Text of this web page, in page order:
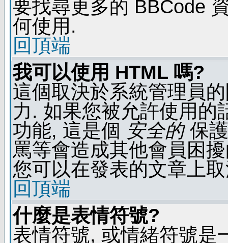
要找尋更多的 BBCode
何使用.
回頂端
我可以使用 HTML 嗎?
這個取決於系統管理員
力. 如果您被允許使用的
功能, 這是個 安全的保
罵等會造成其他會員困
您可以在發表的文章上
回頂端
什麼是表情符號?
表情符號, 或情緒符號是